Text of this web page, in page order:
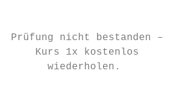
Prüfung nicht bestanden
Kurs 1x kostenlos
wiederholen.